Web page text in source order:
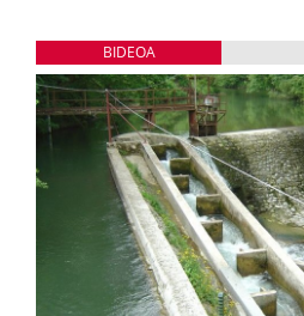
BIDEOA